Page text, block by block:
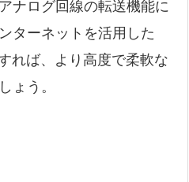
ナログ回線の転送機能に
ターネットを活用した
れば、より高度で柔軟な
ょう。